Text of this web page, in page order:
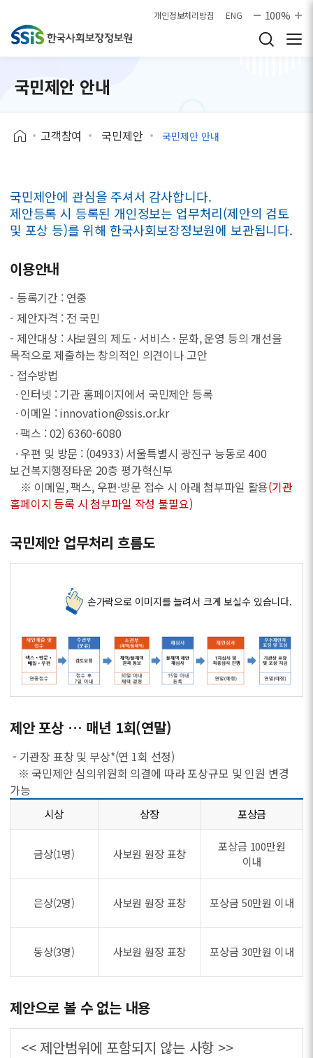
개인정보처리방침 ENG 100%
국민제안 안내
고객참여 국민제안 국민제안 안내
국민제안에 관심을 주셔서 감사합니다.
제안등록 시 등록된 개인정보는 업무처리(제안의 검토
및 포상 등)를 위해 한국사회보장정보원에 보관됩니다.
이용안내
- 등록기간 : 연중
- 제안자격 : 전 국민
- 제안대상 : 사보원의 제도 · 서비스 · 문화, 운영 등의 개선을
목적으로 제출하는 창의적인 의견이나 고안
- 접수방법
· 인터넷 : 기관 홈페이지에서 국민제안 등록
· 이메일 : innovation@ssis.or.kr
· 팩스 : 02) 6360-6080
· 우편 및 방문 : (04933) 서울특별시 광진구 능동로 400
보건복지행정타운 20층 평가혁신부
※ 이메일, 팩스, 우편·방문 접수 시 아래 첨부파일 활용(기관
홈페이지 등록 시 첨부파일 작성 불필요)
국민제안 업무처리 흐름도
손가락으로 이미지를 늘려서 크게 보실수 있습니다.
제안 포상 … 매년 1회(연말)
- 기관장 표창 및 부상*(연 1회 선정)
※ 국민제안 심의위원회 의결에 따라 포상규모 및 인원 변경
가능
시상 상장 포상금
금상(1명) 사보원 원장 표창
포상금 100만원
이내
은상(2명) 사보원 원장 표창 포상금 50만원 이내
동상(3명) 사보원 원장 표창 포상금 30만원 이내
제안으로 볼 수 없는 내용
<< 제안범위에 포함되지 않는 사항 >>